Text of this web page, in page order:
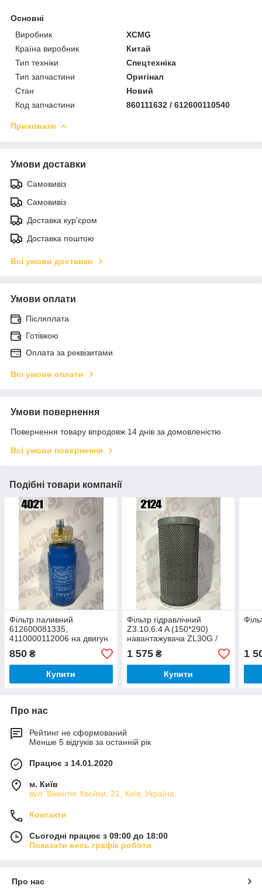
Основні
Виробник
XCMG
Країна виробник
Китай
Тип техніки
Спецтехніка
Тип запчастини
Оригінал
Стан
Новий
Код запчастини
860111632 / 612600110540
Приховати
Умови доставки
Самовивіз
Самовивіз
Доставка кур'єром
Доставка поштою
Всі умови доставки
Умови оплати
Післяплата
Готівкою
Оплата за реквізитами
Всі умови оплати
Умови повернення
Повернення товару впродовж 14 днів за домовленістю
Всі умови повернення
Подібні товари компанії
Фільтр паливний
612600081335,
4110000112006 на двигун
Weichai WD615 WD10,
ZL50G, LW300KN, XCMG
850 ₴
Купити
Фільтр гідравлічний
Z3.10.6.4 A (150*290)
навантажувача ZL30G /
LW300F,WD615
1 575₴
Купити
1
Про нас
Рейтинг не сформований
Менше 5 відгуків за останній рік
Працює з 14.01.2020
м. Київ
вул. Вікентія Хвойки, 21, Київ, Україна
Контакти
Сьогодні працює з 09:00 до 18:00
Показати весь графік роботи
Про нас